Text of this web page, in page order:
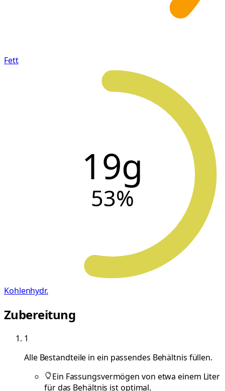
Fett
19g
53%
Kohlenhydr.
Zubereitung
1
Alle Bestandteile in ein passendes Behältnis füllen.
Ein Fassungsvermögen von etwa einem Liter
für das Behältnis ist optimal.